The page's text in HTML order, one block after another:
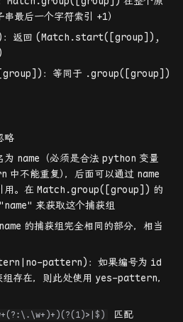
最后一个字符索引 +1）
返回 (Match.start([group]),
：等同于 .group([group])
略
为 name （必须是合法 python 变量
中不能重复），后面可以通过 name
用。在 Match.group([group]) 的
"name" 来获取这个捕获组
name 的捕获组完全相同的部分，相当
pattern)：如果编号为 id
组存在，则此处使用 yes-pattern，
匹配